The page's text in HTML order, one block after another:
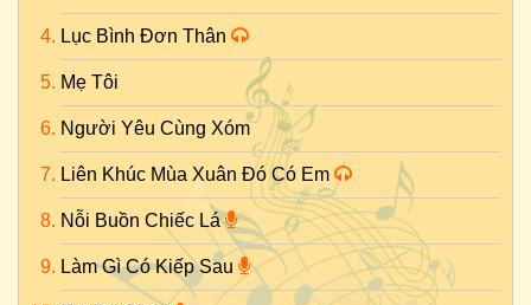
Lục Bình Đơn Thân
Mẹ Tôi
Người Yêu Cùng Xóm
Liên Khúc Mùa Xuân Đó Có Em
Nỗi Buồn Chiếc Lá
Làm Gì Có Kiếp Sau